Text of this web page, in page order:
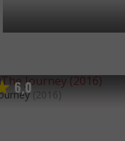
6,0(2016)